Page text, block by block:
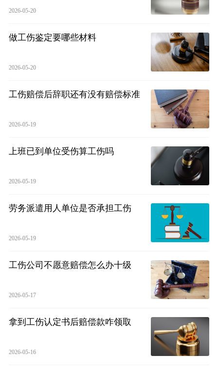
2026-05-20
做工伤鉴定要哪些材料
2026-05-20
工伤赔偿后辞职还有没有赔偿标准
2026-05-19
上班已到单位受伤算工伤吗
2026-05-19
劳务派遣用人单位是否承担工伤
2026-05-19
工伤公司不愿意赔偿怎么办十级
2026-05-17
拿到工伤认定书后赔偿款咋领取
2026-05-16